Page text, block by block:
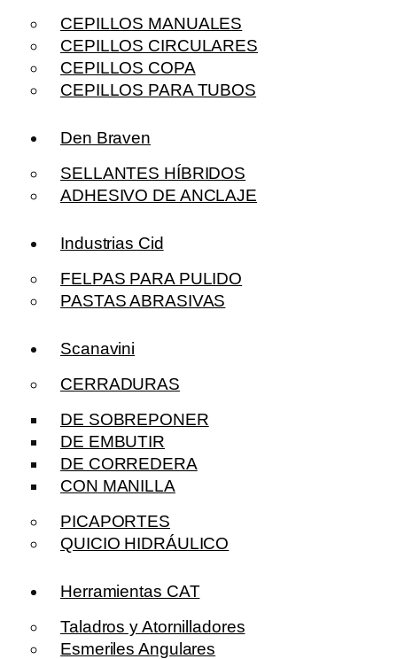
CEPILLOS MANUALES
CEPILLOS CIRCULARES
CEPILLOS COPA
CEPILLOS PARA TUBOS
Den Braven
SELLANTES HÍBRIDOS
ADHESIVO DE ANCLAJE
Industrias Cid
FELPAS PARA PULIDO
PASTAS ABRASIVAS
Scanavini
CERRADURAS
DE SOBREPONER
DE EMBUTIR
DE CORREDERA
CON MANILLA
PICAPORTES
QUICIO HIDRÁULICO
Herramientas CAT
Taladros y Atornilladores
Esmeriles Angulares